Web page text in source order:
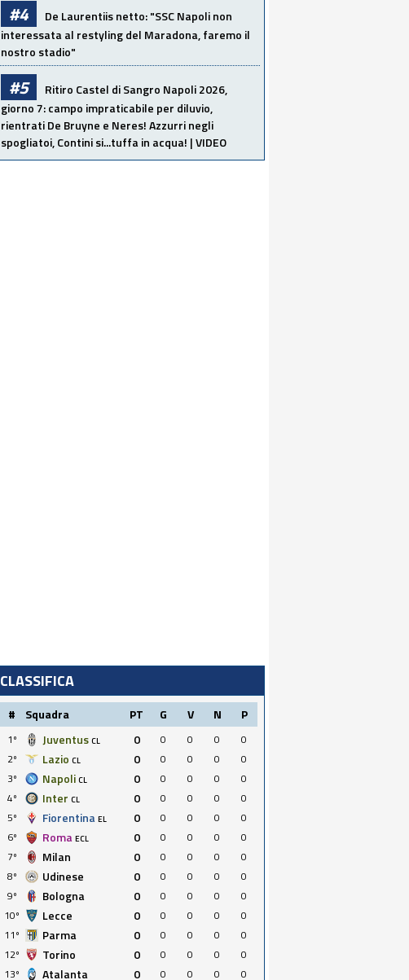
#4
De Laurentiis netto: "SSC Napoli non
interessata al restyling del Maradona, faremo il
nostro stadio"
#5
Ritiro Castel di Sangro Napoli 2026,
giorno 7: campo impraticabile per diluvio,
rientrati De Bruyne e Neres! Azzurri negli
spogliatoi, Contini si...tuffa in acqua! | VIDEO
CLASSIFICA
# Squadra PT G V N P
1º Juventus CL 0 0 0 0
0
2º
Lazio CL 0 0 0 0
0
3º
Napoli CL 0 0 0 0
0
4º
Inter CL 0 0 0 0
0
5º
Fiorentina EL 0 0 0 0
0
6º
Roma ECL 0 0 0 0
0
7º
Milan 0 0 0 0
0
8º
Udinese 0 0 0 0
0
9º
Bologna 0 0 0 0
0
10º
Lecce 0 0 0 0
0
11º
Parma 0 0 0 0
0
12º
Torino 0 0 0 0
0
13º
Atalanta 0 0 0 0 0